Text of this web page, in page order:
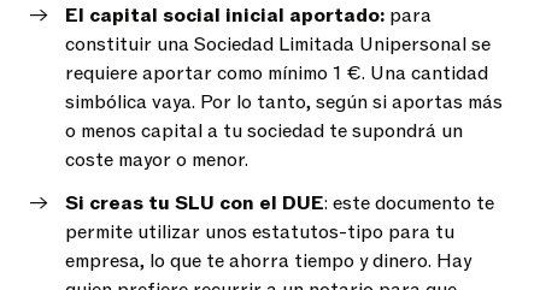
El capital social inicial aportado: para
constituir una Sociedad Limitada Unipersonal se
requiere aportar como mínimo 1 €. Una cantidad
simbólica vaya. Por lo tanto, según si aportas más
o menos capital a tu sociedad te supondrá un
coste mayor o menor.
Si creas tu SLU con el DUE: este documento te
permite utilizar unos estatutos-tipo para tu
empresa, lo que te ahorra tiempo y dinero. Hay